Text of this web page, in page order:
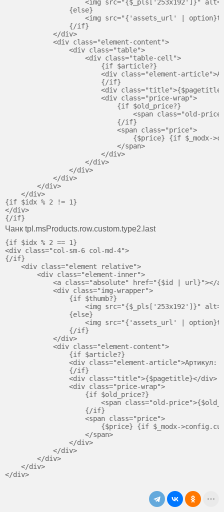
<img src="{$_pls['253x192']}"
                {else}
<img src="{'assets_url' |
                {/if}
            </div>
            <div class="element-content">
                <div class="table">
                    <div class="table-cell">
                        {if $article?}
<div class="element-
                        {/if}
<div
                        <div class="price-wrap">
                            {if $old_price?}
<span class="old-
                            {/if}
                            <span class="price">
{$price} {if $_modx-
                            </span>
                        </div>
                    </div>
                </div>
            </div>
        </div>
    </div>
{if $idx % 2 != 1}
</div>
Чанк tpl.msProducts.row.custom.type2.last
{if $idx % 2 == 1}
<div class="col-sm-6 col-md-4">
{/if}
    <div class="element relative">
        <div class="element-inner">
<a class="absolute" href="{$id | url}"></
            <div class="img-wrapper">
                {if $thumb?}
<img src="{$_pls['253x192']}"
                {else}
<img src="{'assets_url' |
                {/if}
            </div>
            <div class="element-content">
                {if $article?}
<div class="element-article">Артикул:
                {/if}
                <div class="title">{$pagetitle}</div>
                <div class="price-wrap">
                    {if $old_price?}
<span class="old-
                    {/if}
                    <span class="price">
{$price} {if $_modx-
                    </span>
                </div>
            </div>
        </div>
    </div>